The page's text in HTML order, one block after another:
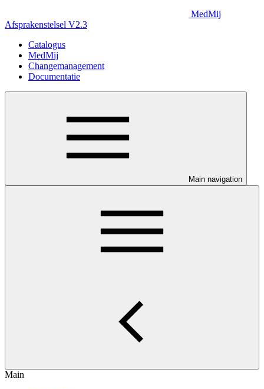
MedMij
Afsprakenstelsel V2.3
Catalogus
MedMij
Changemanagement
Documentatie
Main navigation
Main